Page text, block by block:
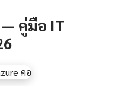
— คู่มือ IT